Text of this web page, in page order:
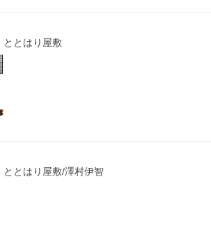
ととはり屋敷
ととはり屋敷/澤村伊智